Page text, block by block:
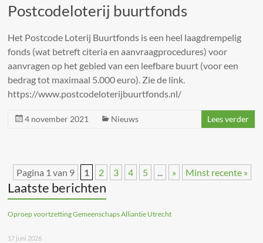
Postcodeloterij buurtfonds
Het Postcode Loterij Buurtfonds is een heel laagdrempelig
fonds (wat betreft citeria en aanvraagprocedures) voor
aanvragen op het gebied van een leefbare buurt (voor een
bedrag tot maximaal 5.000 euro). Zie de link.
https://www.postcodeloterijbuurtfonds.nl/
4 november 2021 Nieuws Lees verder
Pagina 1 van 9 1 2 3 4 5 ... » Minst recente »
Laatste berichten
Oproep voortzetting Gemeenschaps Alliantie Utrecht
17 juni 2026